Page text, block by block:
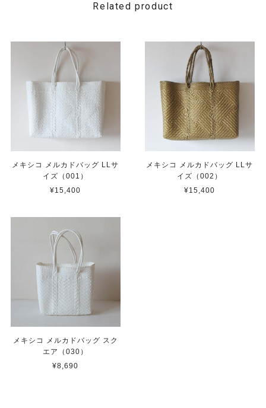
Related product
メキシコ メルカドバッグ LLサ
イズ（001）
¥15,400
メキシコ メルカドバッグ LLサ
イズ（002）
¥15,400
メキシコ メルカドバッグ スク
エア（030）
¥8,690